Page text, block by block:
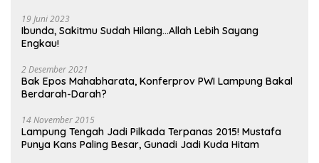
19 Juni 2023
Ibunda, Sakitmu Sudah Hilang…Allah Lebih Sayang
Engkau!
2 Desember 2021
Bak Epos Mahabharata, Konferprov PWI Lampung Bakal
Berdarah-Darah?
14 November 2015
Lampung Tengah Jadi Pilkada Terpanas 2015! Mustafa
Punya Kans Paling Besar, Gunadi Jadi Kuda Hitam